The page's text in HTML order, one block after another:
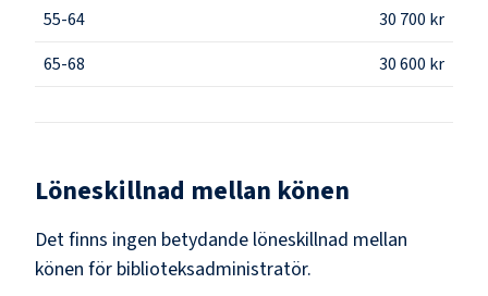
55-64
30 700 kr
65-68
30 600 kr
Löneskillnad mellan könen
Det finns ingen betydande löneskillnad mellan
könen för biblioteksadministratör.